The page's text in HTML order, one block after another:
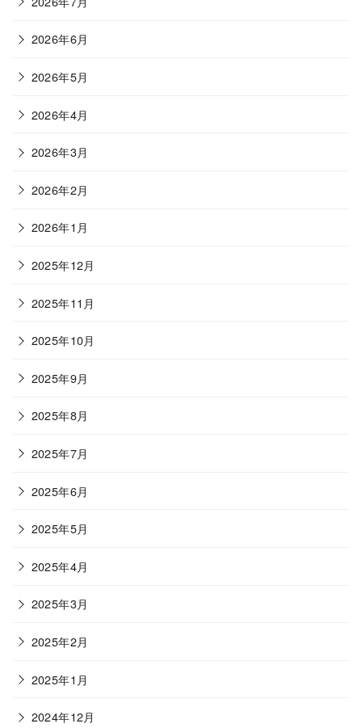
2026年6月
2026年5月
2026年4月
2026年3月
2026年2月
2026年1月
2025年12月
2025年11月
2025年10月
2025年9月
2025年8月
2025年7月
2025年6月
2025年5月
2025年4月
2025年3月
2025年2月
2025年1月
2024年12月